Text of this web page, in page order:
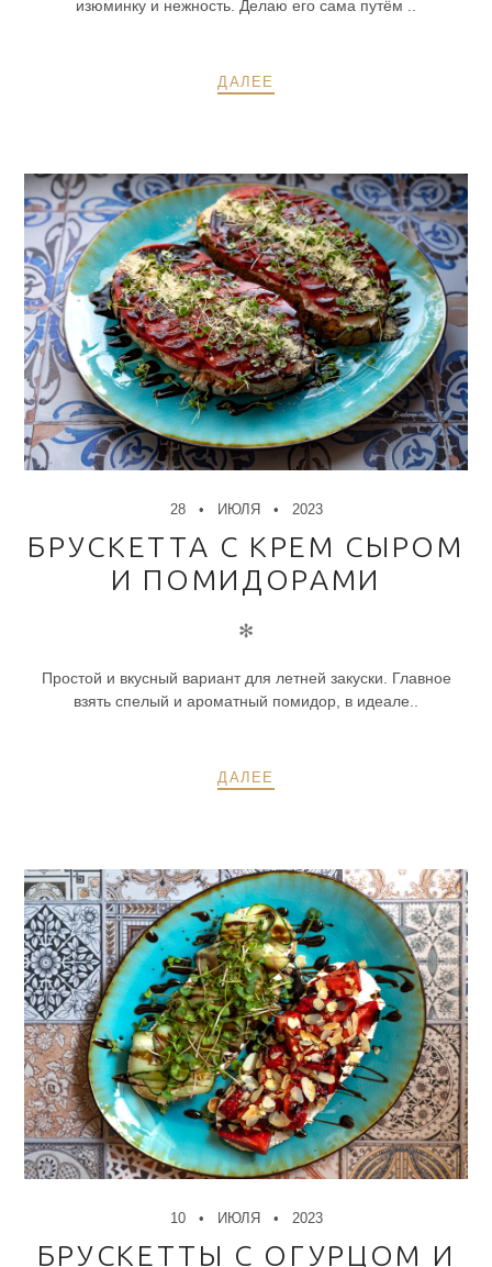
изюминку и нежность. Делаю его сама путём ..
ДАЛЕЕ
28 ИЮЛЯ 2023
БРУСКЕТТА С КРЕМ СЫРОМ
И ПОМИДОРАМИ
✻
Простой и вкусный вариант для летней закуски. Главное
взять спелый и ароматный помидор, в идеале..
ДАЛЕЕ
10 ИЮЛЯ 2023
БРУСКЕТТЫ С ОГУРЦОМ И